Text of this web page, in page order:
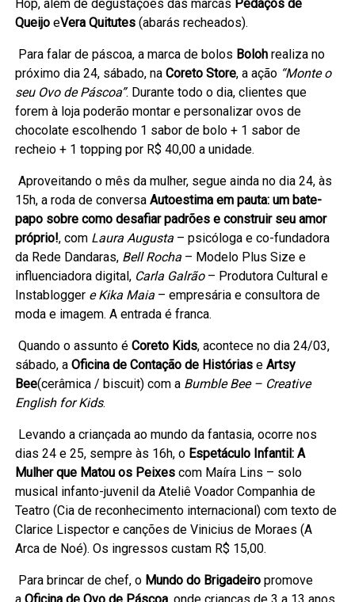
Hop, além de degustações das marcas Pedaços de
Queijo eVera Quitutes (abarás recheados).
Para falar de páscoa, a marca de bolos Boloh realiza no
próximo dia 24, sábado, naCoreto Store, a ação “Monte o
seu Ovo de Páscoa”. Durante todo o dia, clientes que
forem à loja poderão montar e personalizar ovos de
chocolate escolhendo 1 sabor de bolo + 1 sabor de
recheio + 1 topping por R$ 40,00 a unidade.
Aproveitando o mês da mulher, segue ainda no dia 24, às
15h, a roda de conversaAutoestima em pauta: um bate-
papo sobre como desafiar padrões e construir seu amor
próprio!, com Laura Augusta – psicóloga e co-fundadora
da Rede Dandaras, Bell Rocha – Modelo Plus Size e
influenciadora digital, Carla Galrão– Produtora Cultural e
Instablogger e Kika Maia – empresária e consultora de
moda e imagem. A entrada é franca.
Quando o assunto éCoreto Kids, acontece no dia 24/03,
sábado, aOficina de Contação de Histórias eArtsy
Bee(cerâmica / biscuit) com a Bumble Bee – Creative
English for Kids.
Levando a criançada ao mundo da fantasia, ocorre nos
dias 24 e 25, sempre às 16h, o Espetáculo Infantil: A
Mulher que Matou os Peixes com Maíra Lins – solo
musical infanto-juvenil da Ateliê Voador Companhia de
Teatro (Cia de reconhecimento internacional) com texto de
Clarice Lispector e canções de Vinicius de Moraes (A
Arca de Noé). Os ingressos custam R$ 15,00.
Para brincar de chef, o Mundo do Brigadeiro promove